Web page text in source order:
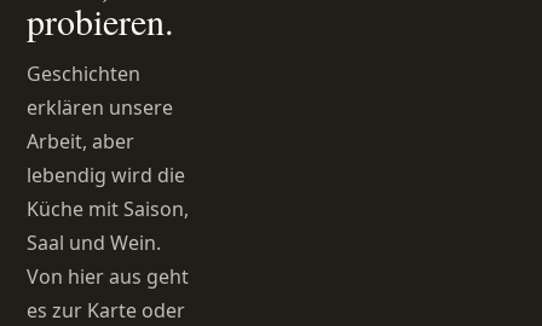
probieren.
Geschichten
erklären unsere
Arbeit, aber
lebendig wird die
Küche mit Saison,
Saal und Wein.
Von hier aus geht
es zur Karte oder